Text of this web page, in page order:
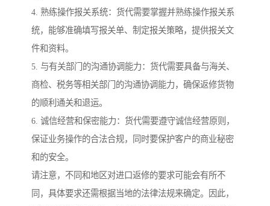
4. 熟练操作报关系统：货代需要掌握并熟练操作报关系
统，能够准确填写报关单、制定报关策略，提供报关文
件和资料。
5. 与有关部门的沟通协调能力：货代需要具备与海关、
商检、税务等相关部门的沟通协调能力，确保返修货物
的顺利通关和退运。
6. 诚信经营和保密能力：货代需要遵守诚信经营原则，
保证业务操作的合法合规，同时要保护客户的商业秘密
和的安全。
请注意，不同和地区对进口返修的要求可能会有所不
同，具体要求还需根据当地的法律法规来确定。因此，